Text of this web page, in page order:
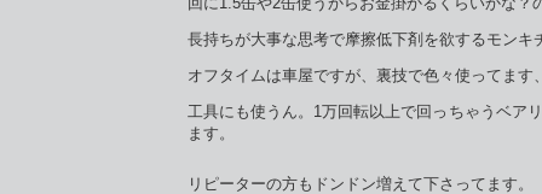
長持ちが大事な思考で摩擦低下剤を欲するモンキ
オフタイムは車屋ですが、裏技で色々使ってます
工具にも使うん。1万回転以上で回っちゃうベア
ます。
リピーターの方もドンドン増えて下さってます。